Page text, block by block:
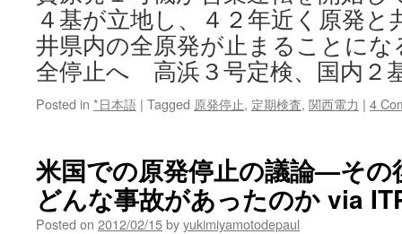
日
本
経
聞
４基が立地し、４２年近く原発
井県内の全原発が止まることにな
全停止へ 高浜３号定検、国内２
Posted in *日本語 | Tagged 原発停止, 定期検査, 関西電力 | 4
米国での原発停止の議論—そ
どんな事故があったのか via
Posted on 2012/02/15byyukimiyamotodepaul